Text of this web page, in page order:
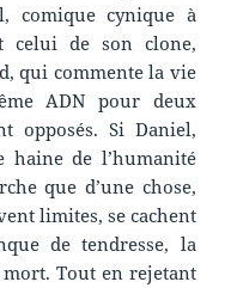
comique cynique à
celui de son clone,
qui commente la vie
ADN pour deux
opposés. Si Daniel,
de l’humanité
que d’une chose,
limites, se cachent
de tendresse, la
Tout en rejetant